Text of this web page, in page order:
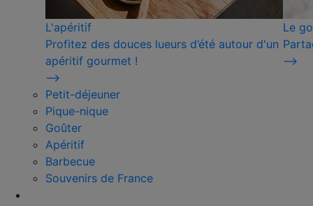
L'apéritif
Profitez des douces lueurs d’été autour d'un
apéritif gourmet !
⟶
Le
⟶
Petit-déjeuner
Pique-nique
Goûter
Apéritif
Barbecue
Souvenirs de France